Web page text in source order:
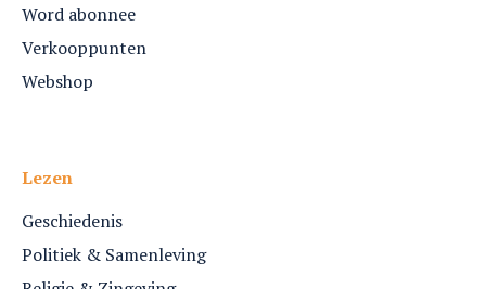
Word abonnee
Verkooppunten
Webshop
Lezen
Geschiedenis
Politiek & Samenleving